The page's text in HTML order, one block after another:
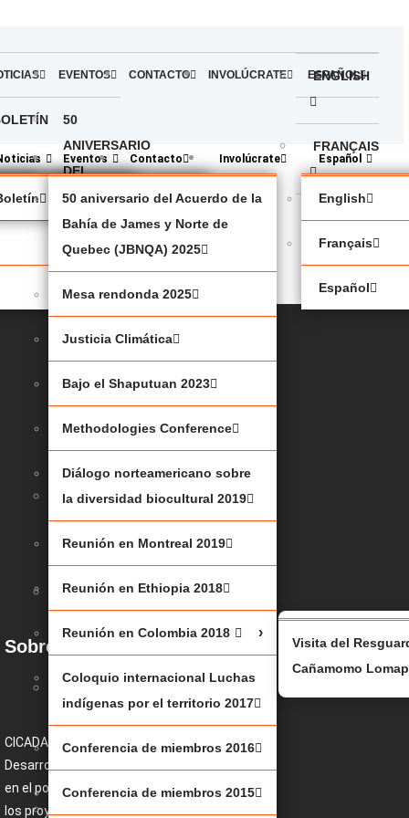
EVENTOS
50
ANIVERSARIO
DEL
ACUERDO
DE LA
BAHÍA
DE
JAMES
(JBNQA)
2025
MESA
RENDONDA
2025
JUSTICIA
BAJO
CONTACTO INVOLÚCRATE ESPAÑOL
ENGLISH
FRANÇAIS
Eventos
50 aniversario del Acuerdo de la
Bahía de James y Norte de
Quebec (JBNQA) 2025
Mesa rendonda 2025
Justicia Climática
Bajo el Shaputuan 2023
Methodologies Conference
Diálogo norteamericano sobre
la diversidad biocultural 2019
Reunión en Montreal 2019
Reunión en Ethiopia 2018
Reunión en Colombia 2018
Visita del
Cañamomo
Coloquio internacional Luchas
indígenas por el territorio 2017
Conferencia de miembros 2016
Conferencia de miembros 2015
Contacto Involúcrate Español
English
Français
Español
Sobre nosotros
CICADA (Centro para la Conservación y el
Desarrollo Alternativo Indígena) se enfoca
en el potencial conceptual y práctico de
los proyectos de vida colectiva de los